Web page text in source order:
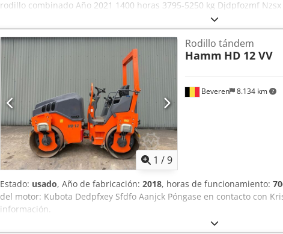
rodillo combinado Año 2021 1400 horas 3795-5250 kg Djdpfozmf Nzsx
cortadora de bordes Cabina con puertas Asiento calefactado Ancho
1 /9
Beveren 8.134 km
Rodillo tándem
Hamm HD 12 VV
Estado: usado, Año de fabricación: 2018, horas de funcionamiento:
del motor: Kubota Dedpfxey Sfdfo Aanjck Póngase en contacto con
información.